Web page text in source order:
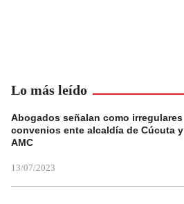
Lo más leído
Abogados señalan como irregulares
convenios ente alcaldía de Cúcuta y
AMC
13/07/2023